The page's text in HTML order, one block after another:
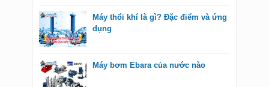
Máy thổi khí là gì? Đặc điểm và ứng
dụng
Máy bơm Ebara của nước nào